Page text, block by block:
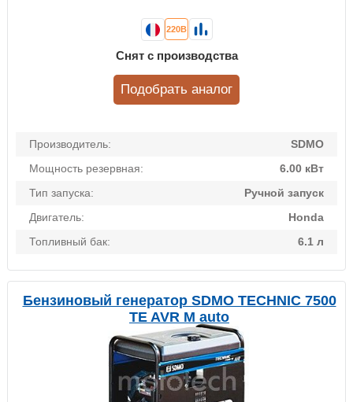
Производитель:
SDMO
Мощность резервная:
6.00 кВт
Тип запуска:
Ручной запуск
Двигатель:
Honda
Топливный бак:
6.1 л
220В
Снят с производства
Подобрать аналог
Бензиновый генератор SDMO TECHNIC 7500
TE AVR M auto